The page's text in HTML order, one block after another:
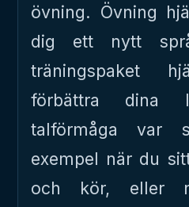
övning. Övning
dig ett nytt
träningspaket
förbättra dina
talförmåga var
exempel när du
och kör, eller